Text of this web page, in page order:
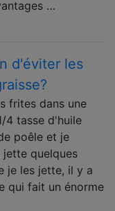
…
d'éviter les
frites dans une
4 tasse d'huile
poêle et je
quelques
je les jette, il y a
qui fait un énorme